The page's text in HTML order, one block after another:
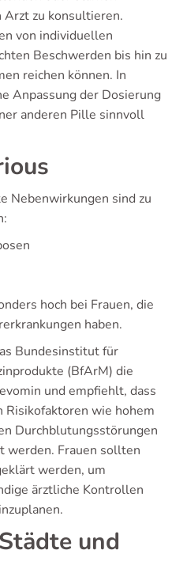
zu konsultieren.
von individuellen
Beschwerden bis hin zu
reichen können. In
Anpassung der Dosierung
anderen Pille sinnvoll
Nebenwirkungen sind zu
hoch bei Frauen, die
haben.
Bundesinstitut für
(BfArM) die
und empfiehlt, dass
wie hohem
Durchblutungsstörungen
werden. Frauen sollten
werden, um
ärztliche Kontrollen
und